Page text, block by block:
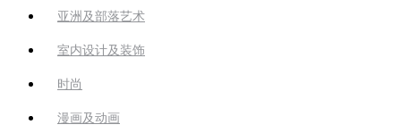
亚洲及部落艺术
室内设计及装饰
时尚
漫画及动画